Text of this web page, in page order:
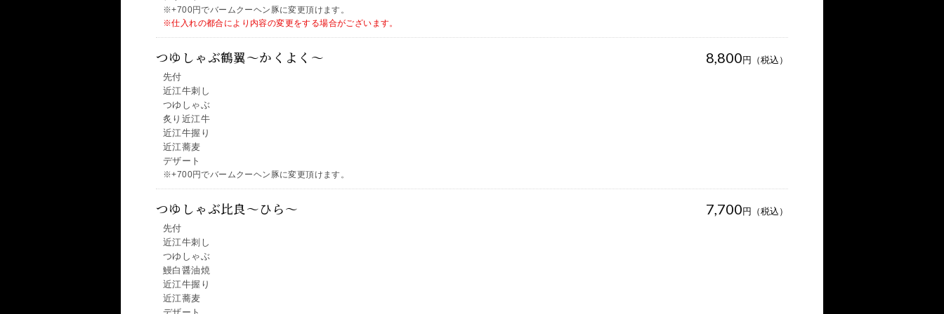
※+700円でバームクーヘン豚に変更頂けます。
※仕入れの都合により内容の変更をする場合がございます。
つゆしゃぶ鶴翼～かくよく～ 8,800円（税込）
先付
近江牛刺し
つゆしゃぶ
炙り近江牛
近江牛握り
近江蕎麦
デザート
※+700円でバームクーヘン豚に変更頂けます。
つゆしゃぶ比良～ひら～ 7,700円（税込）
先付
近江牛刺し
つゆしゃぶ
鰻白醤油焼
近江牛握り
近江蕎麦